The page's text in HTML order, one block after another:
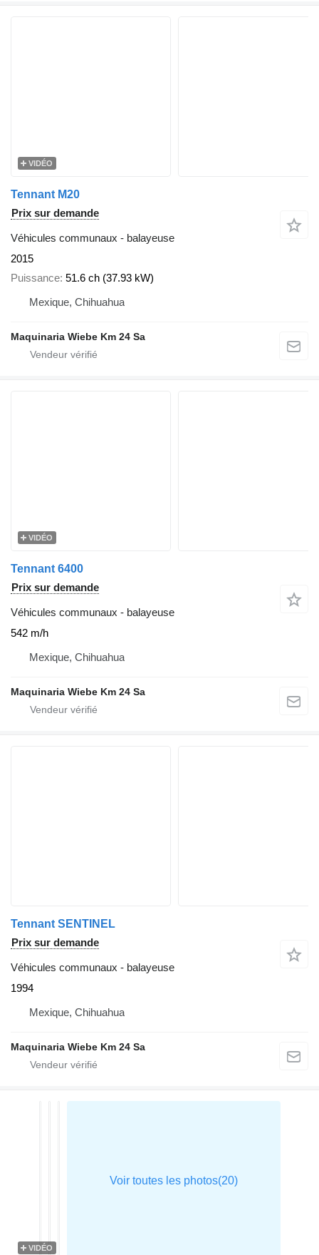
VIDÉO
Tennant M20
Prix sur demande
Véhicules communaux - balayeuse
2015
Puissance 51.6 ch (37.93 kW)
Mexique, Chihuahua
Maquinaria Wiebe Km 24 Sa
VIDÉO
Tennant 6400
Prix sur demande
Véhicules communaux - balayeuse
542 m/h
Mexique, Chihuahua
Maquinaria Wiebe Km 24 Sa
Tennant SENTINEL
Prix sur demande
Véhicules communaux - balayeuse
1994
Mexique, Chihuahua
Maquinaria Wiebe Km 24 Sa
VIDÉO